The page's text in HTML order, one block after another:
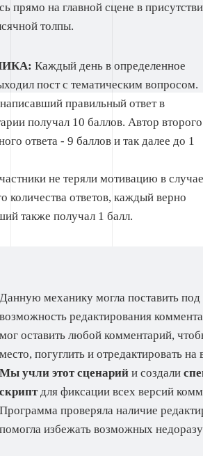
прямо на главной сцене в
толпы.
Каждый день в определенное
пост с тематическим вопросом.
правильный ответ в
получал 10 баллов. Автор второго
ответа - 9 баллов и так далее до 1
не теряли мотивацию в случае
количества ответов, каждый верно
также получал 1 балл.
Данную механику могла поставить под
возможность редактирования
мог оставить любой комментарий,
место, погуглить и отредактировать на
Мы учли этот сценарий и создали
скриптдля фиксации всех версий
Программа проверяла наличие
помогла избежать возможных